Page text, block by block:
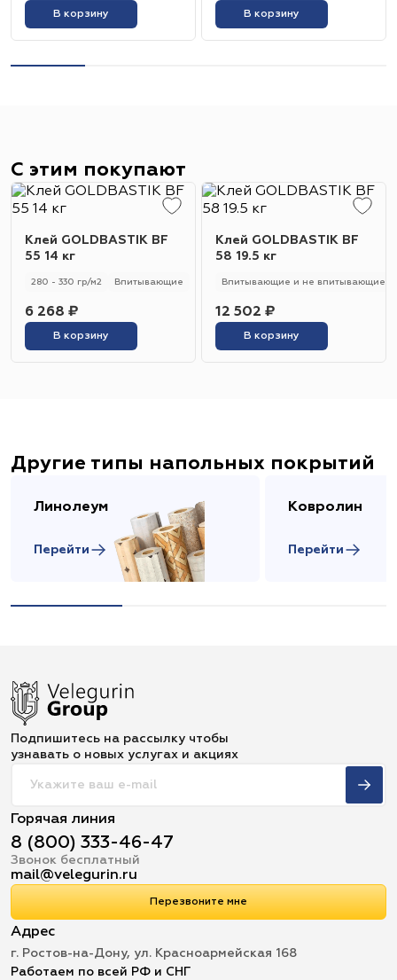
В корзину В корзину
С этим покупают
Клей GOLDBASTIK BF
55 14 кг
280 - 330 гр/м2 Впитывающие
6 268 ₽
В корзину
Клей GOLDBASTIK BF
58 19.5 кг
Впитывающие и не впитывающие
12 502 ₽
В корзину
Другие типы напольных покрытий
Линолеум
Перейти
Ковролин
Перейти
Подпишитесь на рассылку чтобы
узнавать о новых услугах и акциях
Горячая линия
8 (800) 333-46-47
Звонок бесплатный
mail@velegurin.ru
Перезвоните мне
Адрес
г. Ростов-на-Дону, ул. Красноармейская 168
Работаем по всей РФ и СНГ